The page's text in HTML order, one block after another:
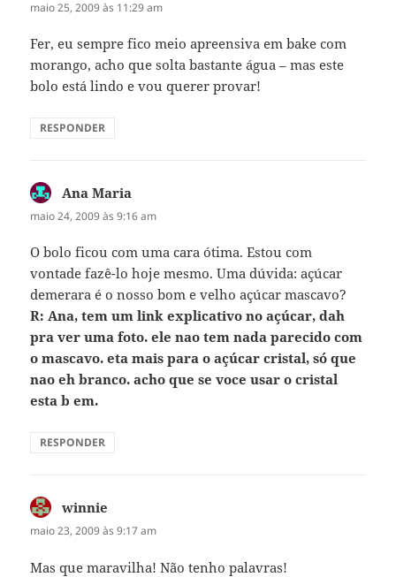
maio 25, 2009 às 11:29 am
Fer, eu sempre fico meio apreensiva em bake com
morango, acho que solta bastante água – mas este
bolo está lindo e vou querer provar!
RESPONDER
Ana Maria
maio 24, 2009 às 9:16 am
O bolo ficou com uma cara ótima. Estou com
vontade fazê-lo hoje mesmo. Uma dúvida: açúcar
demerara é o nosso bom e velho açúcar mascavo?
R: Ana, tem um link explicativo no açúcar, dah
pra ver uma foto. ele nao tem nada parecido com
o mascavo. eta mais para o açúcar cristal, só que
nao eh branco. acho que se voce usar o cristal
esta b em.
RESPONDER
winnie
maio 23, 2009 às 9:17 am
Mas que maravilha! Não tenho palavras!